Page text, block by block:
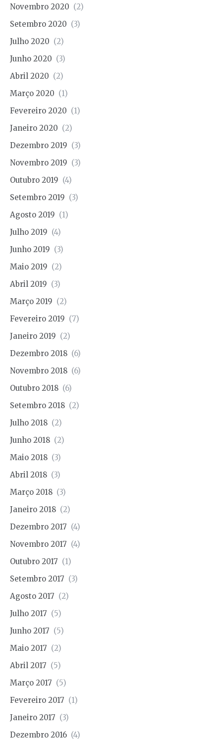
Novembro 2020 (2)
Setembro 2020 (3)
Julho 2020 (2)
Junho 2020 (3)
Abril 2020 (2)
Março 2020 (1)
Fevereiro 2020 (1)
Janeiro 2020 (2)
Dezembro 2019 (3)
Novembro 2019 (3)
Outubro 2019 (4)
Setembro 2019 (3)
Agosto 2019 (1)
Julho 2019 (4)
Junho 2019 (3)
Maio 2019 (2)
Abril 2019 (3)
Março 2019 (2)
Fevereiro 2019 (7)
Janeiro 2019 (2)
Dezembro 2018 (6)
Novembro 2018 (6)
Outubro 2018 (6)
Setembro 2018 (2)
Julho 2018 (2)
Junho 2018 (2)
Maio 2018 (3)
Abril 2018 (3)
Março 2018 (3)
Janeiro 2018 (2)
Dezembro 2017 (4)
Novembro 2017 (4)
Outubro 2017 (1)
Setembro 2017 (3)
Agosto 2017 (2)
Julho 2017 (5)
Junho 2017 (5)
Maio 2017 (2)
Abril 2017 (5)
Março 2017 (5)
Fevereiro 2017 (1)
Janeiro 2017 (3)
Dezembro 2016 (4)